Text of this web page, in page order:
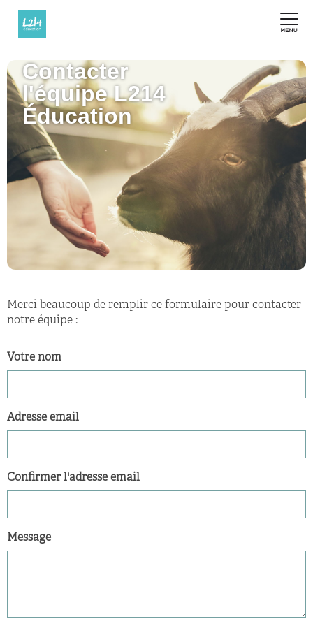
Contacter
l'équipe L214
Éducation
Merci beaucoup de remplir ce formulaire pour contacter
notre équipe :
Votre nom
Adresse email
Confirmer l'adresse email
Message